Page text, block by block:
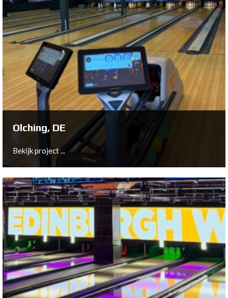
Trondheim, NO
Bekijk project ...
Olching, DE
Bekijk project ...
Olching, DE